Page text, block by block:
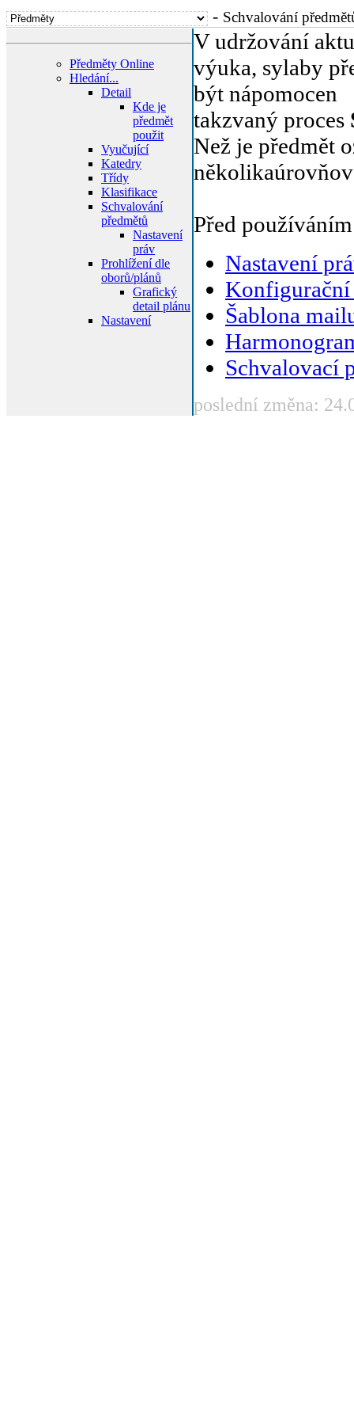
- Schvalování
Předměty Online
Hledání...
Detail
Kde je
předmět
použit
Vyučující
Katedry
Třídy
Klasifikace
Schvalování
předmětů
Nastavení
práv
Prohlížení dle
oborů/plánů
Grafický
detail plánu
Nastavení
V udržování
výuka, sylaby
být nápomocen
takzvaný proces
Než je předmět
Před
Nastavení
Konfigurační
Šablona
Schvalovací
poslední změna: